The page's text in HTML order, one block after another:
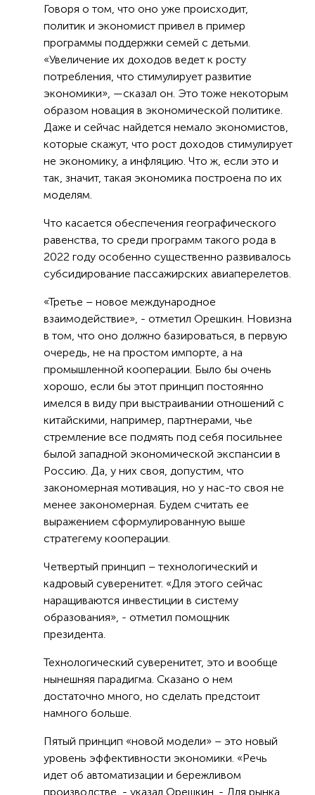
Говоря о том, что оно уже происходит,
политик и экономист привел в пример
программы поддержки семей с детьми.
«Увеличение их доходов ведет к росту
потребления, что стимулирует развитие
экономики», —сказал он. Это тоже некоторым
образом новация в экономической политике.
Даже и сейчас найдется немало экономистов,
которые скажут, что рост доходов стимулирует
не экономику, а инфляцию. Что ж, если это и
так, значит, такая экономика построена по их
моделям.
Что касается обеспечения географического
равенства, то среди программ такого рода в
2022 году особенно существенно развивалось
субсидирование пассажирских авиаперелетов.
«Третье – новое международное
взаимодействие», - отметил Орешкин. Новизна
в том, что оно должно базироваться, в первую
очередь, не на простом импорте, а на
промышленной кооперации. Было бы очень
хорошо, если бы этот принцип постоянно
имелся в виду при выстраивании отношений с
китайскими, например, партнерами, чье
стремление все подмять под себя посильнее
былой западной экономической экспансии в
Россию. Да, у них своя, допустим, что
закономерная мотивация, но у нас-то своя не
менее закономерная. Будем считать ее
выражением сформулированную выше
стратегему кооперации.
Четвертый принцип – технологический и
кадровый суверенитет. «Для этого сейчас
наращиваются инвестиции в систему
образования», - отметил помощник
президента.
Технологический суверенитет, это и вообще
нынешняя парадигма. Сказано о нем
достаточно много, но сделать предстоит
намного больше.
Пятый принцип «новой модели» – это новый
уровень эффективности экономики. «Речь
идет об автоматизации и бережливом
производстве, - указал Орешкин. - Для рынка